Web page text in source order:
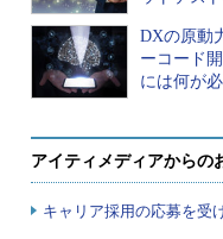
DXの原動
ーコード
には何が
アイティメディアからの
キャリア採用の応募を受